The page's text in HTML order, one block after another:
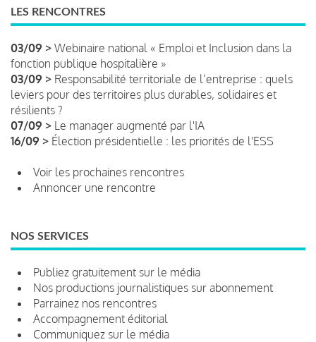
LES RENCONTRES
03/09 > Webinaire national « Emploi et Inclusion dans la
fonction publique hospitalière »
03/09 > Responsabilité territoriale de l’entreprise : quels
leviers pour des territoires plus durables, solidaires et
résilients ?
07/09 > Le manager augmenté par l'IA
16/09 > Élection présidentielle : les priorités de l'ESS
Voir les prochaines rencontres
Annoncer une rencontre
NOS SERVICES
Publiez gratuitement sur le média
Nos productions journalistiques sur abonnement
Parrainez nos rencontres
Accompagnement éditorial
Communiquez sur le média